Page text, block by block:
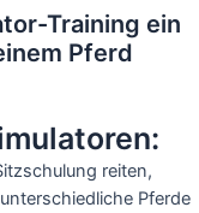
Training ein
Pferd
reiten,
Pferde